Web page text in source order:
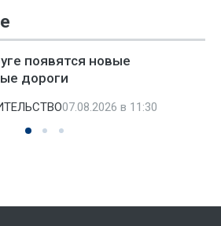
появятся новые
дороги
07.08.2026 в 11:30